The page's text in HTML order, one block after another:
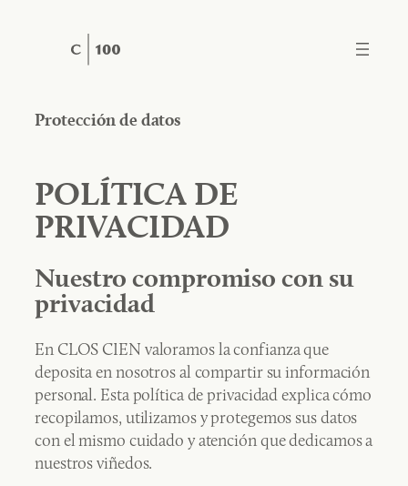
Protección de datos
POLÍTICA DE
PRIVACIDAD
Nuestro compromiso con su
privacidad
En CLOS CIEN valoramos la confianza que
deposita en nosotros al compartir su información
personal. Esta política de privacidad explica cómo
recopilamos, utilizamos y protegemos sus datos
con el mismo cuidado y atención que dedicamos a
nuestros viñedos.